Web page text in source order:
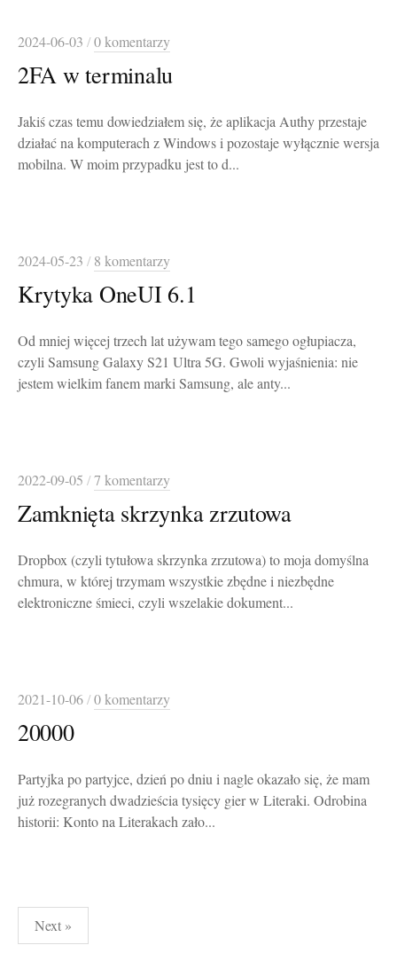
2024-06-03 /0 komentarzy
2FA w terminalu
Jakiś czas temu dowiedziałem się, że aplikacja Authy przestaje
działać na komputerach z Windows i pozostaje wyłącznie wersja
mobilna. W moim przypadku jest to d...
2024-05-23 / 8 komentarzy
Krytyka OneUI 6.1
Od mniej więcej trzech lat używam tego samego ogłupiacza,
czyli Samsung Galaxy S21 Ultra 5G. Gwoli wyjaśnienia: nie
jestem wielkim fanem marki Samsung, ale anty...
2022-09-05 /7 komentarzy
Zamknięta skrzynka zrzutowa
Dropbox (czyli tytułowa skrzynka zrzutowa) to moja domyślna
chmura, w której trzymam wszystkie zbędne i niezbędne
elektroniczne śmieci, czyli wszelakie dokument...
2021-10-06/0 komentarzy
20000
Partyjka po partyjce, dzień po dniu i nagle okazało się, że mam
już rozegranych dwadzieścia tysięcy gier w Literaki. Odrobina
historii: Konto na Literakach zało...
Stronicowanie
wpisów
Next »